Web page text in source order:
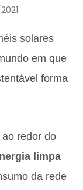
solares
em que
forma
redor do
limpa
da rede